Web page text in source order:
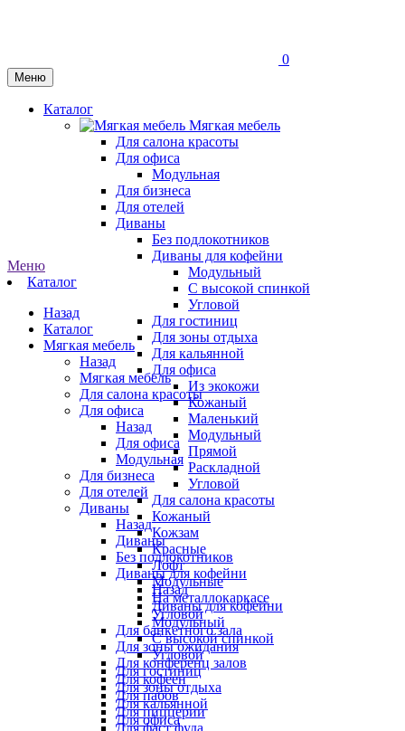
0
Меню
Каталог
Мягкая мебель
Для салона красоты
Для офиса
Модульная
Для бизнеса
Для отелей
Диваны
Без подлокотников
Диваны для кофейни
Модульный
С высокой спинкой
Угловой
Для гостиниц
Для зоны отдыха
Для кальянной
Для офиса
Из экокожи
Кожаный
Маленький
Модульный
Прямой
Раскладной
Угловой
Для салона красоты
Кожаный
Кожзам
Красные
Лофт
Модульные
На металлокаркасе
Угловой
Для банкетного зала
Для зоны ожидания
Для конференц залов
Для кофеен
Для пабов
Для пиццерии
Для фаст фуда
Меню
Каталог
Назад
Каталог
Мягкая мебель
Назад
Мягкая мебель
Для салона красоты
Для офиса
Назад
Для офиса
Модульная
Для бизнеса
Для отелей
Диваны
Назад
Диваны
Без подлокотников
Диваны для кофейни
Назад
Диваны для кофейни
Модульный
С высокой спинкой
Угловой
Для гостиниц
Для зоны отдыха
Для кальянной
Для офиса